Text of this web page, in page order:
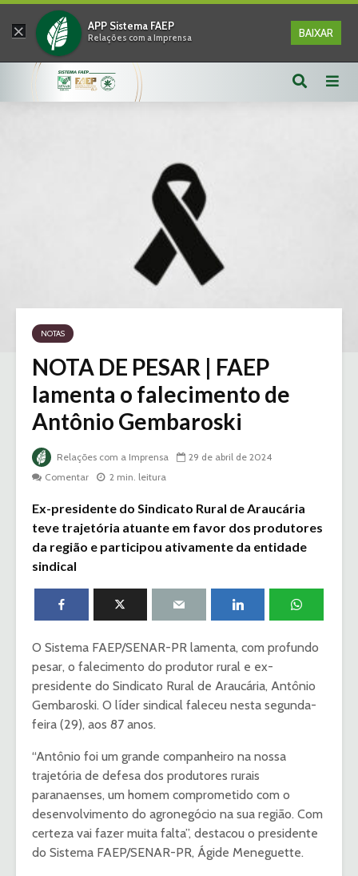
× APP Sistema FAEP
Relações com a Imprensa BAIXAR
NOTAS
NOTA DE PESAR | FAEP
lamenta o falecimento de
Antônio Gembaroski
Relações com a Imprensa
29 de abril de 2024
Comentar
2 min. leitura
Ex-presidente do Sindicato Rural de Araucária
teve trajetória atuante em favor dos produtores
da região e participou ativamente da entidade
sindical
O Sistema FAEP/SENAR-PR lamenta, com profundo
pesar, o falecimento do produtor rural e ex-
presidente do Sindicato Rural de Araucária, Antônio
Gembaroski. O líder sindical faleceu nesta segunda-
feira (29), aos 87 anos.
“Antônio foi um grande companheiro na nossa
trajetória de defesa dos produtores rurais
paranaenses, um homem comprometido com o
desenvolvimento do agronegócio na sua região. Com
certeza vai fazer muita falta”, destacou o presidente
do Sistema FAEP/SENAR-PR, Ágide Meneguette.